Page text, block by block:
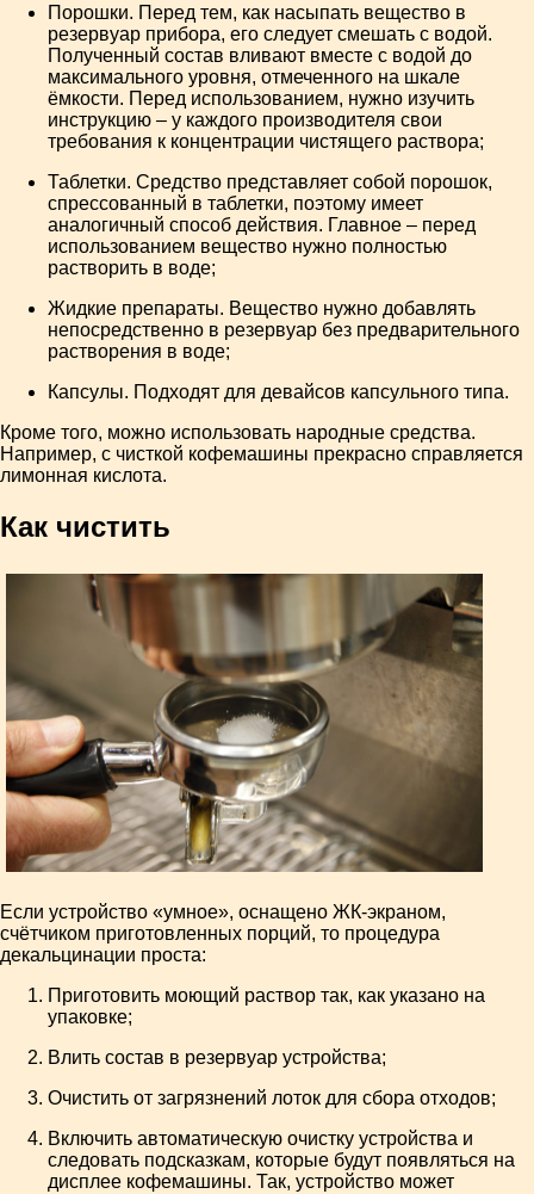
Порошки. Перед тем, как насыпать вещество в
резервуар прибора, его следует смешать с водой.
Полученный состав вливают вместе с водой до
максимального уровня, отмеченного на шкале
ёмкости. Перед использованием, нужно изучить
инструкцию – у каждого производителя свои
требования к концентрации чистящего раствора;
Таблетки. Средство представляет собой порошок,
спрессованный в таблетки, поэтому имеет
аналогичный способ действия. Главное – перед
использованием вещество нужно полностью
растворить в воде;
Жидкие препараты. Вещество нужно добавлять
непосредственно в резервуар без предварительного
растворения в воде;
Капсулы. Подходят для девайсов капсульного типа.
Кроме того, можно использовать народные средства.
Например, с чисткой кофемашины прекрасно справляется
лимонная кислота.
Как чистить
Если устройство «умное», оснащено ЖК-экраном,
счётчиком приготовленных порций, то процедура
декальцинации проста:
Приготовить моющий раствор так, как указано на
упаковке;
Влить состав в резервуар устройства;
Очистить от загрязнений лоток для сбора отходов;
Включить автоматическую очистку устройства и
следовать подсказкам, которые будут появляться на
дисплее кофемашины. Так, устройство может